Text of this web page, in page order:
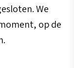
We
op de